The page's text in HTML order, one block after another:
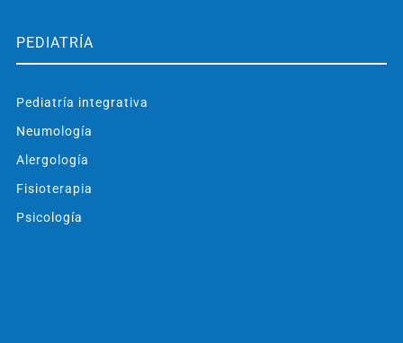
PEDIATRÍA
Pediatría integrativa
Neumología
Alergología
Fisioterapia
Psicología